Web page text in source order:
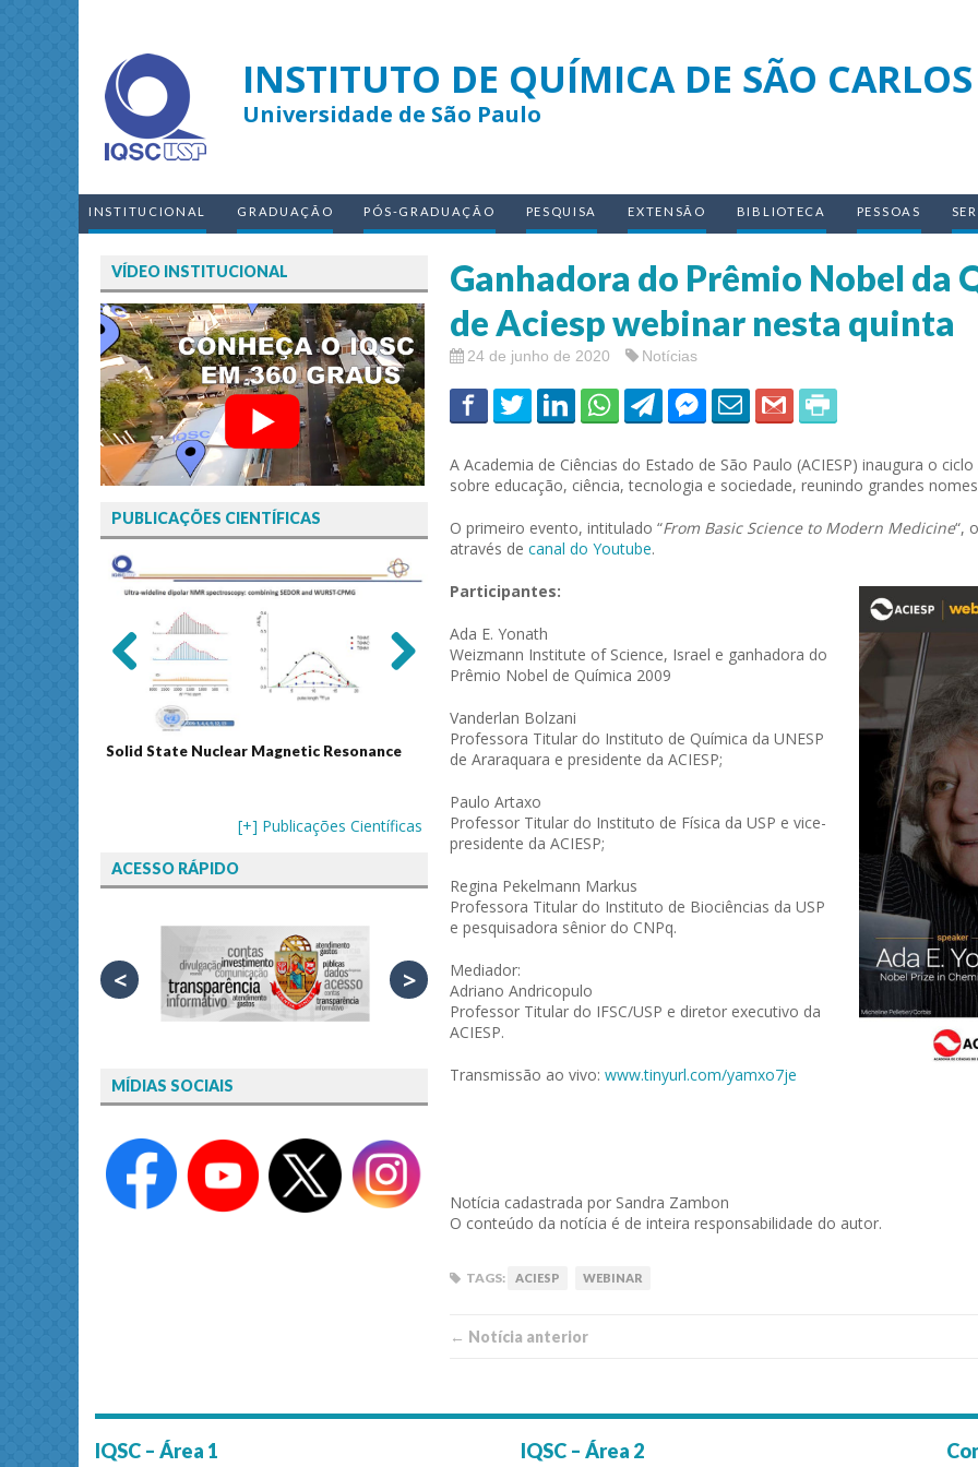
INSTITUTO DE QUÍMICA DE SÃO CARLOS
Universidade de São Paulo
INSTITUCIONAL GRADUAÇÃO PÓS-GRADUAÇÃO PESQUISA EXTENSÃO BIBLIOTECA PESSOAS
Ganhadora do Prêmio Nobel da
de Aciesp webinar nesta quinta
24 de junho de 2020 Notícias
A Academia de Ciências do Estado de São Paulo (ACIESP) inaugura o
sobre educação, ciência, tecnologia e sociedade, reunindo grandes
O primeiro evento, intitulado “From Basic Science to Modern Medicine“,
através de canal do Youtube.
Participantes:
Ada E. Yonath
Weizmann Institute of Science, Israel e ganhadora do
Prêmio Nobel de Química 2009
Vanderlan Bolzani
Professora Titular do Instituto de Química da UNESP
de Araraquara e presidente da ACIESP;
Paulo Artaxo
Professor Titular do Instituto de Física da USP e vice-
presidente da ACIESP;
Regina Pekelmann Markus
Professora Titular do Instituto de Biociências da USP
e pesquisadora sênior do CNPq.
Mediador:
Adriano Andricopulo
Professor Titular do IFSC/USP e diretor executivo da
ACIESP.
Transmissão ao vivo: www.tinyurl.com/yamxo7je
Notícia cadastrada por Sandra Zambon
O conteúdo da notícia é de inteira responsabilidade do autor.
TAGS: ACIESP WEBINAR
← Notí­cia anterior
VÍDEO INSTITUCIONAL
PUBLICAÇÕES CIENTÍFICAS
Solid State Nuclear Magnetic Resonance Journal of Separation Science
Sustainable Energy
[+] Publicações Científicas
ACESSO RÁPIDO
< >
MÍDIAS SOCIAIS
IQSC – Área 1 IQSC – Área 2